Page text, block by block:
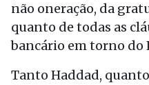
não oneração, da
quanto de todas as
bancário em torno do
Tanto Haddad,